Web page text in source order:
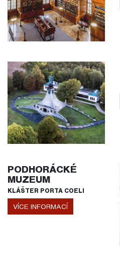
PODHORÁCKÉ
MUZEUM
KLÁŠTER PORTA COELI
VÍCE INFORMACÍ